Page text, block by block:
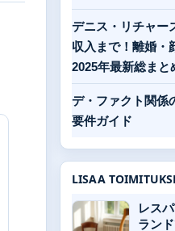
デニス・リチャー
収入まで！離婚・
2025年最新総まと
デ・ファクト関係
要件ガイド
LISAA
レス
ラン